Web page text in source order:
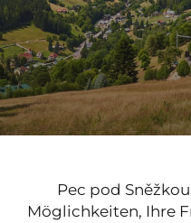
Pec pod
Möglichkeiten, Ihre